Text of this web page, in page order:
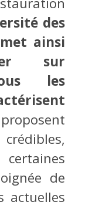
des
ainsi
sur
les
de
actuelles